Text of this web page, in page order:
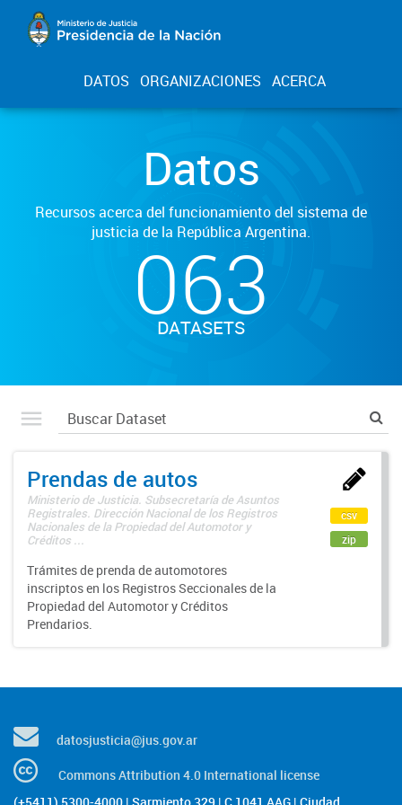
DATOS ORGANIZACIONES ACERCA
Datos
Recursos acerca del funcionamiento del sistema de
justicia de la República Argentina.
063
DATASETS
Prendas de autos
Ministerio de Justicia. Subsecretaría de Asuntos
Registrales. Dirección Nacional de los Registros
Nacionales de la Propiedad del Automotor y
Créditos ...
Trámites de prenda de automotores
inscriptos en los Registros Seccionales de la
Propiedad del Automotor y Créditos
Prendarios.
csv
zip
datosjusticia@jus.gov.ar
Commons Attribution 4.0 International license